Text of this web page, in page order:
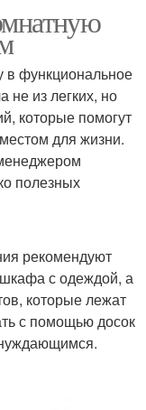
в функциональное
не из легких, но
которые помогут
для жизни.
полезных
рекомендуют
с одеждой, а
которые лежат
с помощью досок